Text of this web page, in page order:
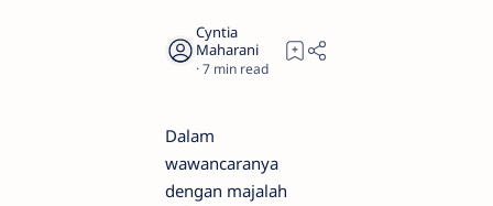
7
Dalam
wawancaranya
dengan majalah